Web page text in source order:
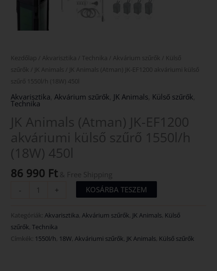
Kezdőlap / Akvarisztika / Technika / Akvárium szűrők / Külső
szűrők / JK Animals / JK Animals (Atman) JK-EF1200 akváriumi külső
szűrő 1550l/h (18W) 450l
Akvarisztika ,Akvárium szűrők JK Animals Külső szűrők
Technika
JK Animals (Atman) JK-EF1200
akváriumi külső szűrő 1550l/h
(18W) 450l
86 990 Ft & Free Shipping
-
+ KOSÁRBA TESZEM
Kategóriák:Akvarisztika,Akvárium szűrők, JK Animals, Külső
szűrők,Technika
Címkék: 1550l/h, 18W,Akváriumi szűrők, JK Animals, Külső szűrők